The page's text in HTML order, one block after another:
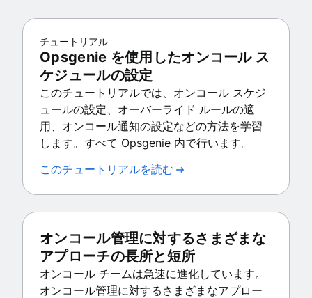
チュートリアル
Opsgenie を使用したオンコール ス
ケジュールの設定
このチュートリアルでは、オンコール スケジ
ュールの設定、オーバーライド ルールの適
用、オンコール通知の設定などの方法を学習
します。すべて Opsgenie 内で行います。
このチュートリアルを読む
オンコール管理に対するさまざまな
アプローチの長所と短所
オンコール チームは急速に進化しています。
オンコール管理に対するさまざまなアプロー